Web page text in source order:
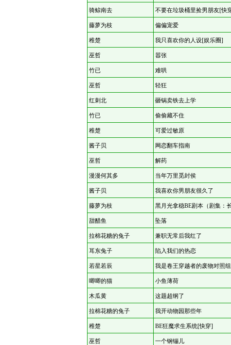
骑鲸南去 不要在垃圾桶里捡男朋友[快
藤萝为枝 偏偏宠爱
稚楚 我只喜欢你的人设[娱乐圈]
巫哲 嚣张
竹已 难哄
巫哲 轻狂
红刺北 砸锅卖铁去上学
竹已 偷偷藏不住
稚楚 可爱过敏原
酱子贝 网恋翻车指南
巫哲 解药
漫漫何其多 当年万里觅封侯
酱子贝 我喜欢你男朋友很久了
藤萝为枝 黑月光拿稳BE剧本（剧集：
甜醋鱼 坠落
拉棉花糖的兔子 兼职无常后我红了
耳东兔子 陷入我们的热恋
若星若辰 我是卷王穿越者的废物对照组
唧唧的猫 小鱼薄荷
木瓜黄 这题超纲了
拉棉花糖的兔子 我开动物园那些年
稚楚 BE狂魔求生系统[快穿]
巫哲 一个钢镚儿